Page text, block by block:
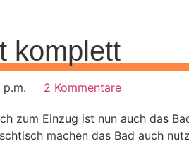
komplett
p.m. 2 Kommentare
zum Einzug ist nun auch das
machen das Bad auch